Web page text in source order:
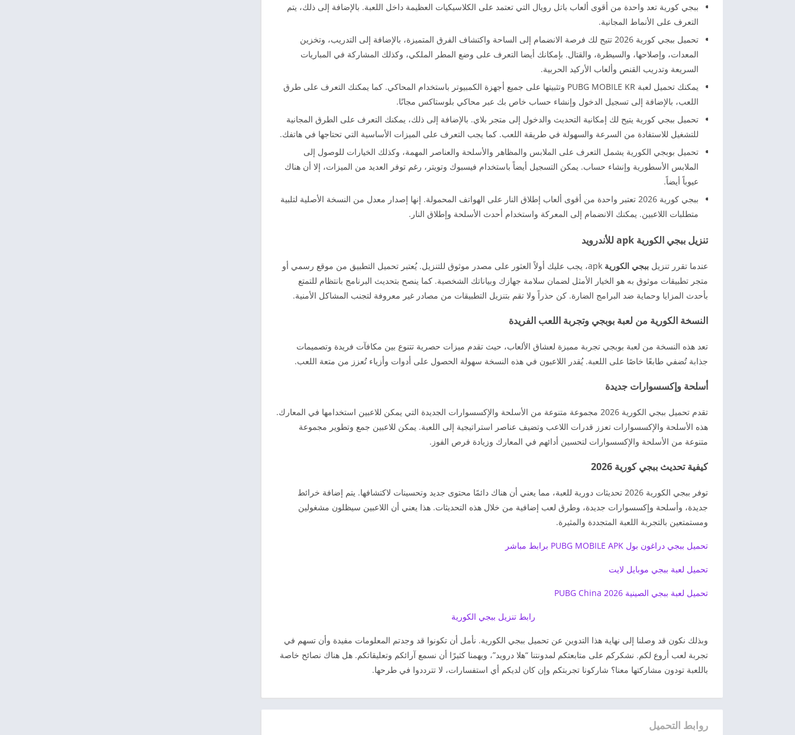
ببجي كورية تعد واحدة من أقوى ألعاب باتل رويال التي تعتمد على الكلاسيكيات العظيمة داخل اللعبة. بالإضافة إلى ذلك، يتم
التعرف على الأنماط المجانية.
تحميل ببجي كورية 2026 تتيح لك فرصة الانضمام إلى الساحة واكتشاف الفرق المتميزة، بالإضافة إلى التدريب، وتخزين
المعدات، وإصلاحها، والسيطرة، والقتال. بإمكانك أيضا التعرف على وضع المطر الملكي، وكذلك المشاركة في المباريات
السريعة وتدريب القنص وألعاب الأركيد الحربية.
يمكنك تحميل لعبة PUBG MOBILE KR وتثبيتها على جميع أجهزة الكمبيوتر باستخدام المحاكي. كما يمكنك التعرف على طرق
اللعب، بالإضافة إلى تسجيل الدخول وإنشاء حساب خاص بك عبر محاكي بلوستاكس مجانًا.
تحميل ببجي كورية يتيح لك إمكانية التحديث والدخول إلى متجر بلاي. بالإضافة إلى ذلك، يمكنك التعرف على الطرق المجانية
للتشغيل للاستفادة من السرعة والسهولة في طريقة اللعب. كما يجب التعرف على الميزات الأساسية التي تحتاجها في هاتفك.
تحميل بوبجي الكورية يشمل التعرف على الملابس والمظاهر والأسلحة والعناصر المهمة، وكذلك الخيارات للوصول إلى
الملابس الأسطورية وإنشاء حساب. يمكن التسجيل أيضاً باستخدام فيسبوك وتويتر، رغم توفر العديد من الميزات، إلا أن هناك
عيوباً أيضاً.
ببجي كورية 2026 تعتبر واحدة من أقوى ألعاب إطلاق النار على الهواتف المحمولة. إنها إصدار معدل من النسخة الأصلية لتلبية
متطلبات اللاعبين. يمكنك الانضمام إلى المعركة واستخدام أحدث الأسلحة وإطلاق النار.
تنزيل ببجي الكورية apk للأندرويد
عندما تقرر تنزيل ببجي الكورية
apk، يجب عليك أولاً العثور على مصدر موثوق للتنزيل. يُعتبر تحميل التطبيق من موقع رسمي أو
متجر تطبيقات موثوق به هو الخيار الأمثل لضمان سلامة جهازك وبياناتك الشخصية. كما ينصح بتحديث البرنامج بانتظام للتمتع
بأحدث المزايا وحماية ضد البرامج الضارة. كن حذراً ولا تقم بتنزيل التطبيقات من مصادر غير معروفة لتجنب المشاكل الأمنية.
النسخة الكورية من لعبة بوبجي وتجربة اللعب الفريدة
تعد هذه النسخة من لعبة بوبجي تجربة مميزة لعشاق الألعاب، حيث تقدم ميزات حصرية تتنوع بين مكافآت فريدة وتصميمات
جذابة تُضفي طابعًا خاصًا على اللعبة. يُقدر اللاعبون في هذه النسخة سهولة الحصول على أدوات وأزياء تُعزز من متعة اللعب.
أسلحة وإكسسوارات جديدة
تقدم تحميل ببجي الكورية 2026 مجموعة متنوعة من الأسلحة والإكسسوارات الجديدة التي يمكن للاعبين استخدامها في المعارك.
هذه الأسلحة والإكسسوارات تعزز قدرات اللاعب وتضيف عناصر استراتيجية إلى اللعبة. يمكن للاعبين جمع وتطوير مجموعة
متنوعة من الأسلحة والإكسسوارات لتحسين أدائهم في المعارك وزيادة فرص الفوز.
كيفية تحديث ببجي كورية 2026
توفر ببجي الكورية 2026 تحديثات دورية للعبة، مما يعني أن هناك دائمًا محتوى جديد وتحسينات لاكتشافها. يتم إضافة خرائط
جديدة، وأسلحة وإكسسوارات جديدة، وطرق لعب إضافية من خلال هذه التحديثات. هذا يعني أن اللاعبين سيظلون مشغولين
ومستمتعين بالتجربة اللعبة المتجددة والمثيرة.
تحميل ببجي دراغون بول PUBG MOBILE APK برابط مباشر
تحميل لعبة ببجي موبايل لايت
تحميل لعبة ببجي الصينية PUBG China 2026
رابط تنزيل ببجي الكورية
وبذلك نكون قد وصلنا إلى نهاية هذا التدوين عن تحميل ببجي الكورية. نأمل أن تكونوا قد وجدتم المعلومات مفيدة وأن تسهم في
تجربة لعب أروع لكم. نشكركم على متابعتكم لمدونتنا “هلا درويد”، ويهمنا كثيرًا أن نسمع آرائكم وتعليقاتكم. هل هناك نصائح خاصة
باللعبة تودون مشاركتها معنا؟ شاركونا تجربتكم وإن كان لديكم أي استفسارات، لا تترددوا في طرحها.
روابط التحميل